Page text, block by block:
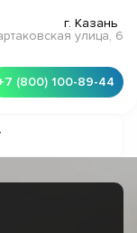
г. Казань
улица, 6
(800) 100-89-44